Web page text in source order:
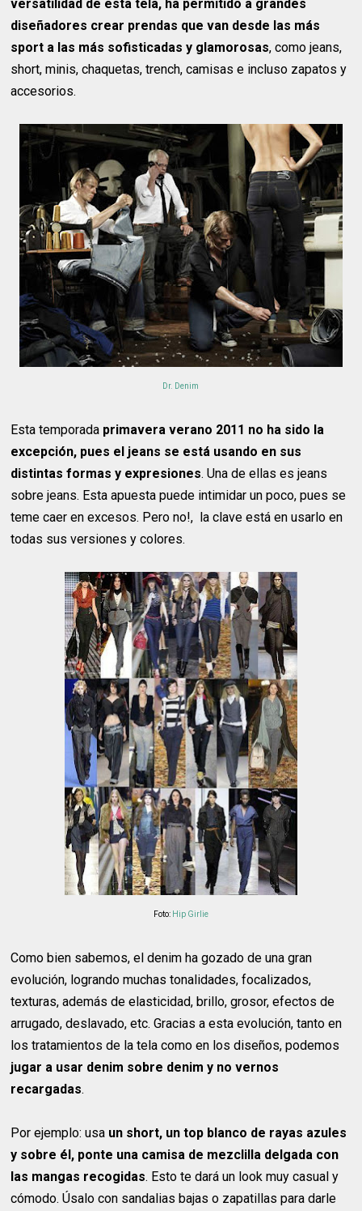
versatilidad de esta tela, ha permitido a grandes
diseñadores crear prendas que van desde las más
sport a las más sofisticadas y glamorosas, como jeans,
short, minis, chaquetas, trench, camisas e incluso zapatos y
accesorios.
Dr. Denim
Esta temporada primavera verano 2011 no ha sido la
excepción, pues el jeans se está usando en sus
distintas formas y expresiones. Una de ellas es jeans
sobre jeans. Esta apuesta puede intimidar un poco, pues se
teme caer en excesos. Pero no!, la clave está en usarlo en
todas sus versiones y colores.
Foto: Hip Girlie
Como bien sabemos, el denim ha gozado de una gran
evolución, logrando muchas tonalidades, focalizados,
texturas, además de elasticidad, brillo, grosor, efectos de
arrugado, deslavado, etc. Gracias a esta evolución, tanto en
los tratamientos de la tela como en los diseños, podemos
jugar a usar denim sobre denim y no vernos
recargadas.
Por ejemplo: usa un short, un top blanco de rayas azules
y sobre él, ponte una camisa de mezclilla delgada con
las mangas recogidas. Esto te dará un look muy casual y
cómodo. Úsalo con sandalias bajas o zapatillas para darle